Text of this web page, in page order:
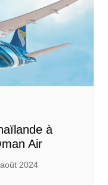
à
Air
2024